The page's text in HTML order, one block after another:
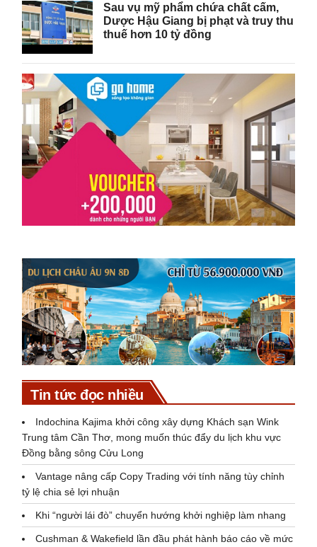
Sau vụ mỹ phẩm chứa chất cấm,
Dược Hậu Giang bị phạt và truy thu
thuế hơn 10 tỷ đồng
Tin tức đọc nhiều
Indochina Kajima khởi công xây dựng Khách sạn Wink
Trung tâm Cần Thơ, mong muốn thúc đẩy du lịch khu vực
Đồng bằng sông Cửu Long
Vantage nâng cấp Copy Trading với tính năng tùy chỉnh
tỷ lệ chia sẻ lợi nhuận
Khi “người lái đò” chuyển hướng khởi nghiệp làm nhang
Cushman & Wakefield lần đầu phát hành báo cáo về mức